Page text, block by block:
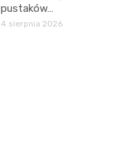
pustaków…
4 sierpnia 2026